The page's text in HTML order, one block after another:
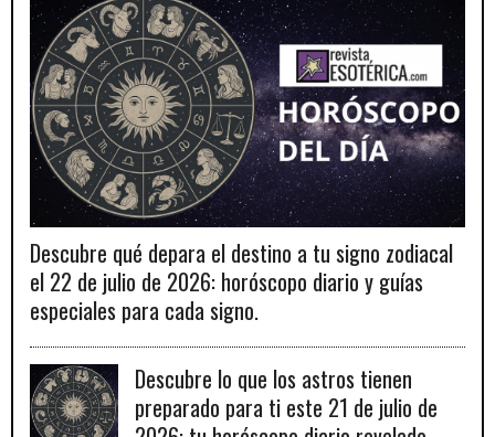
Descubre qué depara el destino a tu signo zodiacal
el 22 de julio de 2026: horóscopo diario y guías
especiales para cada signo.
Descubre lo que los astros tienen
preparado para ti este 21 de julio de